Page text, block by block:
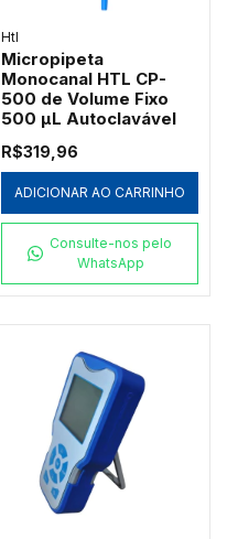
Htl
Micropipeta
Monocanal HTL CP-
500 de Volume Fixo
500 µL Autoclavável
R$319,96
ADICIONAR AO CARRINHO
Consulte-nos pelo
WhatsApp